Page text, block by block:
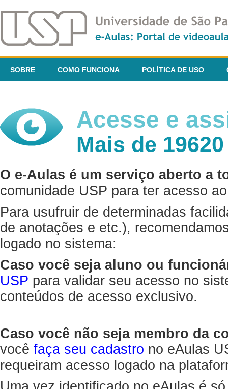
SOBRE COMO FUNCIONA POLÍTICA DE USO
Acesse e
Mais de
O e-Aulas é um serviço aberto a
comunidade USP para ter acesso
Para usufruir de determinadas
de anotações e etc.),
logado no sistema:
Caso você seja aluno ou
USP para validar seu acesso no
conteúdos de acesso exclusivo.
Caso você não seja membro da
você faça seu cadastro no eAulas
requeiram acesso logado na